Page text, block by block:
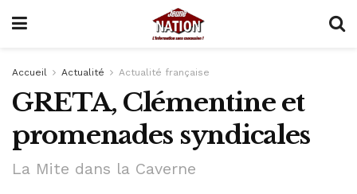
Accueil Actualité Actualité française
GRETA, Clémentine et
promenades syndicales
La Mite dans la Caverne